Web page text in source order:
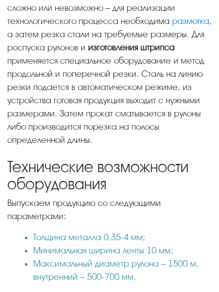
сложно или невозможно – для реализации
технологического процесса необходима размотка,
а затем резка стали на требуемые размеры. Для
роспуска рулонов и изготовления штрипса
применяется специальное оборудование и метод
продольной и поперечной резки. Сталь на линию
резки подается в автоматическом режиме, из
устройства готовая продукция выходит с нужными
размерами. Затем прокат сматывается в рулоны
либо производится порезка на полосы
определенной длины.
Технические возможности
оборудования
Выпускаем продукцию со следующими
параметрами:
Толщина металла 0,35-4 мм;
Минимальная ширина ленты 10 мм;
Максимальный диаметр рулона – 1500 м,
внутренний – 500-700 мм.